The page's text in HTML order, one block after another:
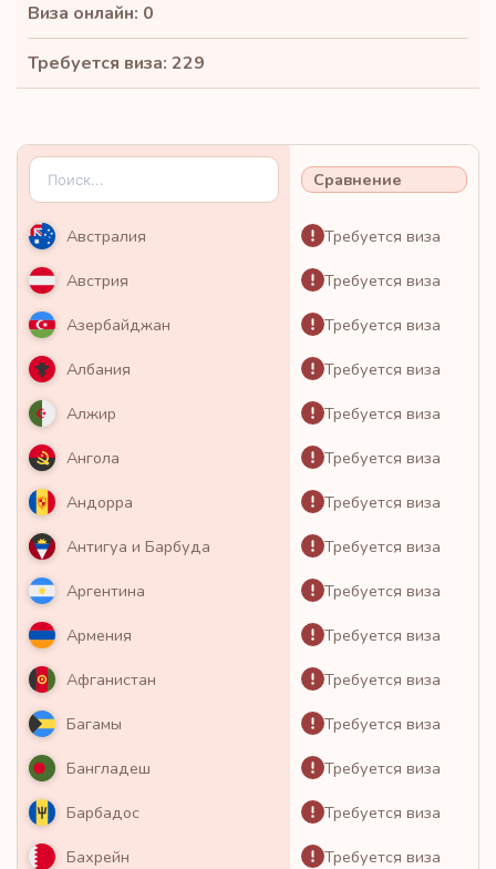
Виза онлайн: 0
Требуется виза: 229
Сравнение
Австралия Требуется виза
Австрия Требуется виза
Азербайджан Требуется виза
Албания Требуется виза
Алжир Требуется виза
Ангола Требуется виза
Андорра Требуется виза
Антигуа и Барбуда Требуется виза
Аргентина Требуется виза
Армения Требуется виза
Афганистан Требуется виза
Багамы Требуется виза
Бангладеш Требуется виза
Барбадос Требуется виза
Бахрейн Требуется виза